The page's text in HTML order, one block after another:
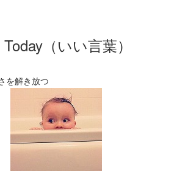
（いい言葉）
を解き放つ